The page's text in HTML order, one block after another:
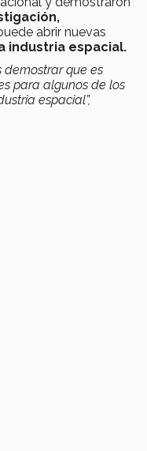
abrir nuevas
industria espacial.
demostrar que es
para algunos de los
espacial”,